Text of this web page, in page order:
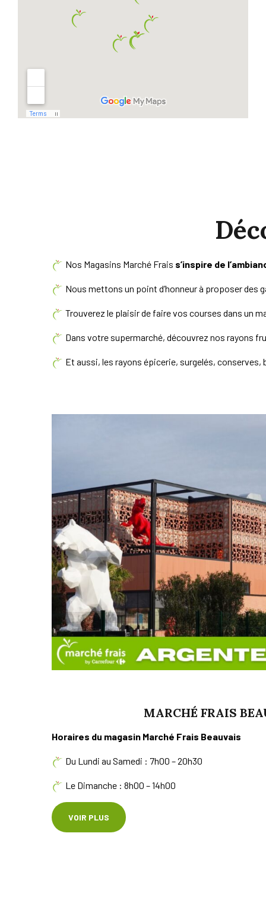
Nos Magasins Marché Frais s’inspire de
Nous mettons un point d’honneur à proposer
Trouverez le plaisir de faire vos courses dans un
Dans votre supermarché, découvrez nos rayons
Et aussi, les rayons épicerie, surgelés,
MARCHÉ FRAIS
Horaires du magasin Marché Frais Beauvais
Du Lundi au Samedi : 7h00 – 20h30
Le Dimanche : 8h00 – 14h00
VOIR PLUS